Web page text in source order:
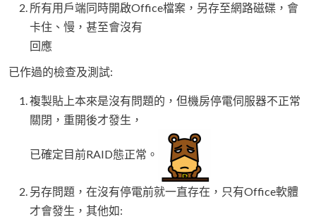
所有用戶端同時開啟Office檔案，另存至網路磁碟，會
卡住、慢，甚至會沒有
回應
已作過的檢查及測試:
複製貼上本來是沒有問題的，但機房停電伺服器不正常
關閉，重開後才發生，
已確定目前RAID態正常。
另存問題，在沒有停電前就一直存在，只有Office軟體
才會發生，其他如: